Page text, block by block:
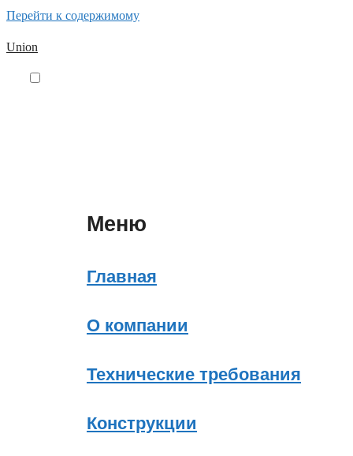
Перейти к содержимому
Union
Меню
Главная
О компании
Технические требования
Конструкции